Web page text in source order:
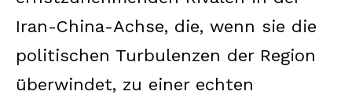
Iran-China-Achse, die, wenn sie die
politischen Turbulenzen der Region
überwindet, zu einer echten